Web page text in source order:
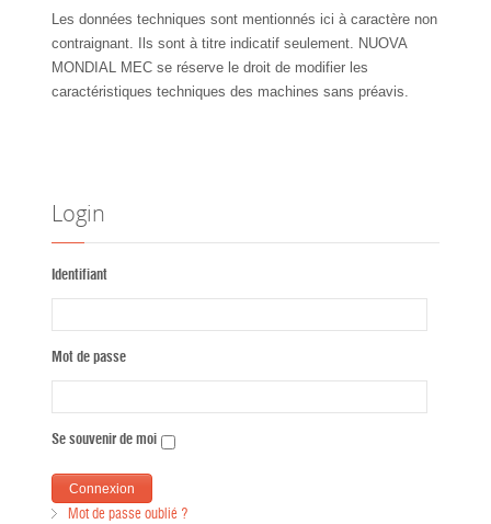
Les données techniques sont mentionnés ici à caractère non
contraignant. Ils sont à titre indicatif seulement. NUOVA
MONDIAL MEC se réserve le droit de modifier les
caractéristiques techniques des machines sans préavis.
Login
Identifiant
Mot de passe
Se souvenir de moi
Mot de passe oublié ?